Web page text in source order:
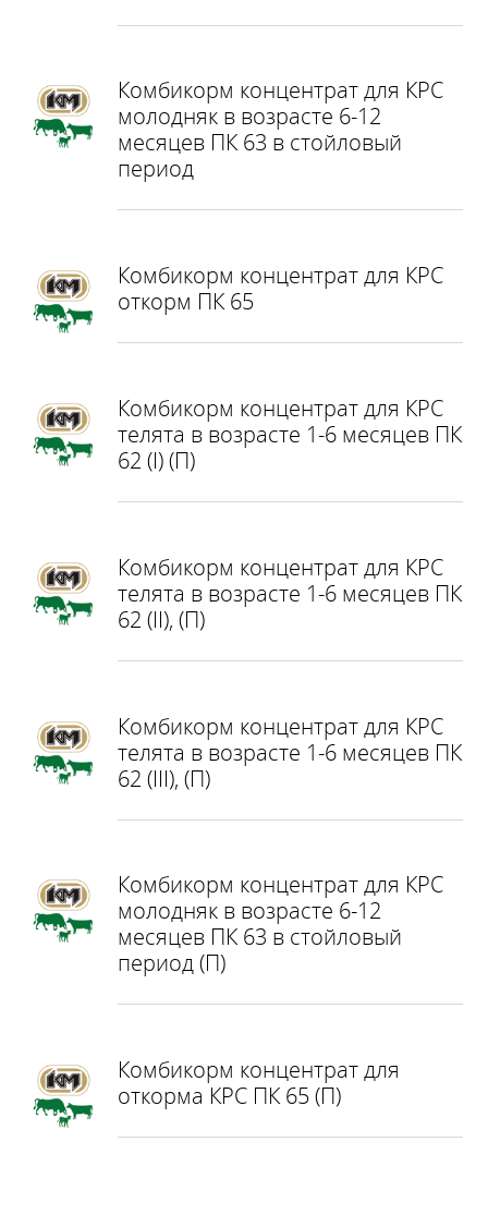
Комбикорм концентрат для КРС
молодняк в возрасте 6-12
месяцев ПК 63 в стойловый
период
Комбикорм концентрат для КРС
откорм ПК 65
Комбикорм концентрат для КРС
телята в возрасте 1-6 месяцев ПК
62 (І) (П)
Комбикорм концентрат для КРС
телята в возрасте 1-6 месяцев ПК
62 (II), (П)
Комбикорм концентрат для КРС
телята в возрасте 1-6 месяцев ПК
62 (ІІІ), (П)
Комбикорм концентрат для КРС
молодняк в возрасте 6-12
месяцев ПК 63 в стойловый
период (П)
Комбикорм концентрат для
откорма КРС ПК 65 (П)
КНОПКА
ЗВ'ЯЗКУ